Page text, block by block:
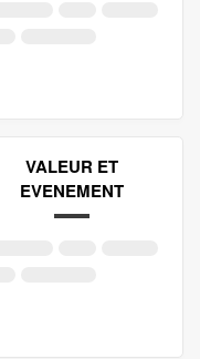
VALEUR ET
EVENEMENT